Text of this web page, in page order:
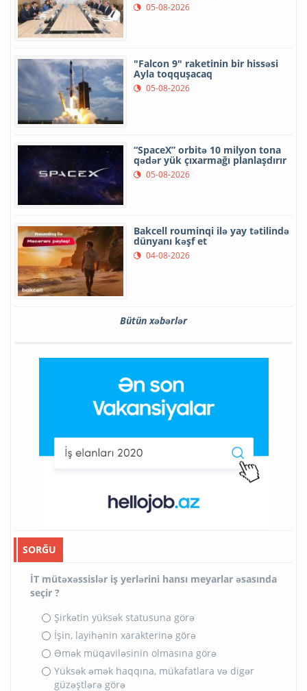
05-08-2026
"Falcon 9" raketinin bir hissəsi
Ayla toqquşacaq
05-08-2026
“SpaceX” orbitə 10 milyon tona
qədər yük çıxarmağı planlaşdırır
05-08-2026
Bakcell rouminqi ilə yay tətilində
dünyanı kəşf et
04-08-2026
Bütün xəbərlər
SORĞU
İT mütəxəssislər iş yerlərini hansı meyarlar əsasında
seçir ?
Şirkətin yüksək statusuna görə
İşin, layihənin xarakterinə görə
Əmək müqaviləsinin olmasına görə
Yüksək əmək haqqına, mükafatlara və digər
güzəştlərə görə